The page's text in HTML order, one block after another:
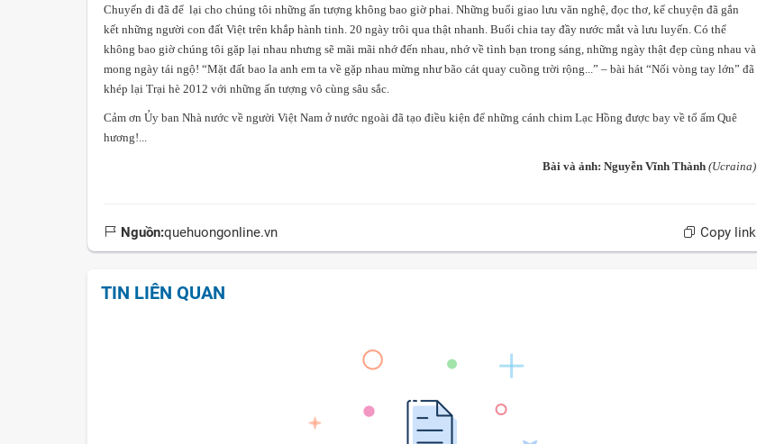
Chuyến đi đã để lại cho chúng tôi những ấn tượng không bao giờ phai. Những buổi giao lưu văn nghệ, đọc thơ, kể chuyện đã gắn
kết những người con đất Việt trên khắp hành tinh. 20 ngày trôi qua thật nhanh. Buổi chia tay đầy nước mắt và lưu luyến. Có thể
không bao giờ chúng tôi gặp lại nhau nhưng sẽ mãi mãi nhớ đến nhau, nhớ về tình bạn trong sáng, những ngày thật đẹp cùng nhau và
mong ngày tái ngộ! “Mặt đất bao la anh em ta về gặp nhau mừng như bão cát quay cuồng trời rộng...” – bài hát “Nối vòng tay lớn” đã
khép lại Trại hè 2012 với những ấn tượng vô cùng sâu sắc.
Cảm ơn Ủy ban Nhà nước về người Việt Nam ở nước ngoài đã tạo điều kiện để những cánh chim Lạc Hồng được bay về tổ ấm Quê
hương!...
Bài và ảnh: Nguyễn Vĩnh Thành (Ucraina)
Nguồn:quehuongonline.vn Copy link
TIN LIÊN QUAN